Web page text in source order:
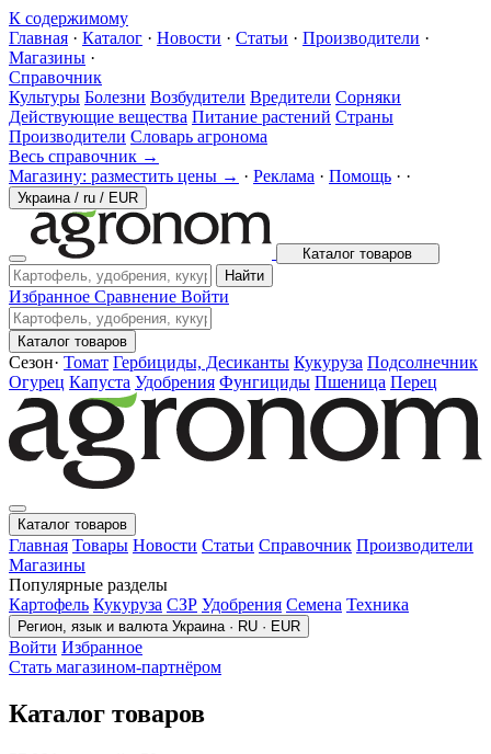
К содержимому
Главная · Каталог · Новости · Статьи · Производители ·
Магазины ·
Справочник
Культуры Болезни Возбудители Вредители Сорняки
Действующие вещества Питание растений Страны
Производители Словарь агронома
Весь справочник →
Магазину: разместить цены → · Реклама · Помощь · ·
Украина / ru / EUR
Каталог товаров
Найти
Избранное Сравнение Войти
Каталог товаров
Сезон· Томат Гербициды, Десиканты Кукуруза Подсолнечник
Огурец Капуста Удобрения Фунгициды Пшеница Перец
Каталог товаров
Главная Товары Новости Статьи Справочник Производители
Магазины
Популярные разделы
Картофель Кукуруза СЗР Удобрения Семена Техника
Регион, язык и валюта Украина · RU · EUR
Войти Избранное
Стать магазином-партнёром
Каталог товаров